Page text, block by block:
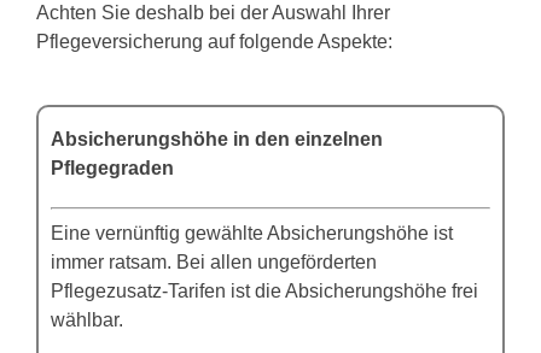
Achten Sie deshalb bei der Auswahl Ihrer
Pflegeversicherung auf folgende Aspekte:
Absicherungshöhe in den einzelnen
Pflegegraden
Eine vernünftig gewählte Absicherungshöhe ist
immer ratsam. Bei allen ungeförderten
Pflegezusatz-Tarifen ist die Absicherungshöhe frei
wählbar.